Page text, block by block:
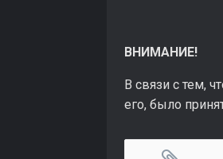
ВНИМАНИЕ!
В связи с тем,
его, было